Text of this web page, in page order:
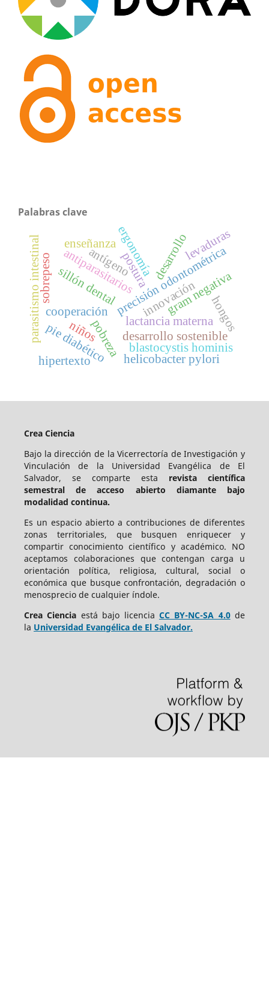
Palabras clave
lactancia materna
precisión odontométrica
cooperación
desarrollo sostenible
pobreza
antiparasitarios
blastocystis hominis
parasitismo intestinal innovación
desarrollo
pie diabético
sillón dentalpostura
ergonomía
hongos
sobrepeso antígeno
gram negativa
helicobacter pylori
niños
levaduras
hipertexto
enseñanza
Crea Ciencia
Bajo la dirección de la Vicerrectoría de Investigación y
Vinculación de la Universidad Evangélica de El
Salvador, se comparte esta revista científica
semestral de acceso abierto diamante bajo
modalidad continua.
Es un espacio abierto a contribuciones de diferentes
zonas territoriales, que busquen enriquecer y
compartir conocimiento científico y académico. NO
aceptamos colaboraciones que contengan carga u
orientación política, religiosa, cultural, social o
económica que busque confrontación, degradación o
menosprecio de cualquier índole.
Crea Ciencia está bajo licencia CC BY-NC-SA 4.0de
la Universidad Evangélica de El Salvador.